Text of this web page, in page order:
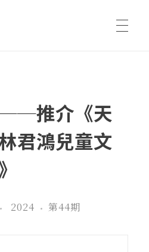
推介《天
君鴻兒童文
2024 第44期